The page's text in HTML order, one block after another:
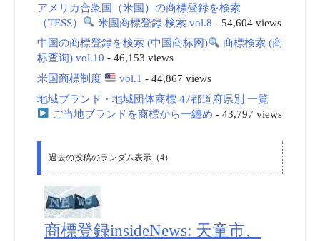
アメリカ合衆国（米国）の商標登録を検索
（TESS）
米国商標登録 検索 vol.8 - 54,604 views
中国の商標登録を検索 (中国商标网)
商標検索 (商
标查询) vol.10 - 46,153 views
米国商標制度
vol.1 - 44,867 views
地域ブランド・地域団体商標 47都道府県別 一覧
ご当地ブランドを商標から一纏め - 43,797 views
過去の投稿のランダム表示（4）
商標登録insideNews: 天童市、